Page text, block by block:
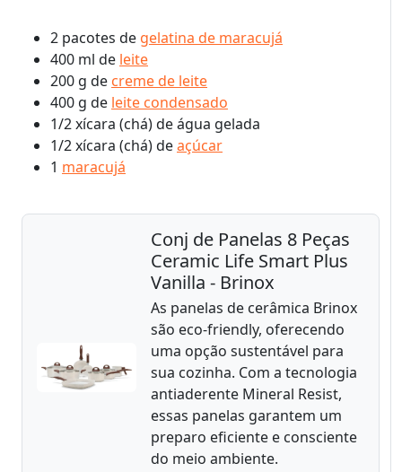
2 pacotes de gelatina de maracujá
400 ml de leite
200 g de creme de leite
400 g de leite condensado
1/2 xícara (chá) de água gelada
1/2 xícara (chá) deaçúcar
1 maracujá
Conj de Panelas 8 Peças
Ceramic Life Smart Plus
Vanilla - Brinox
As panelas de cerâmica Brinox
são eco-friendly, oferecendo
uma opção sustentável para
sua cozinha. Com a tecnologia
antiaderente Mineral Resist,
essas panelas garantem um
preparo eficiente e consciente
do meio ambiente.